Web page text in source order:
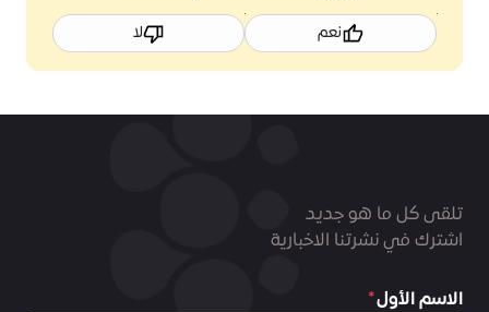
نعم لا
تلقى كل ما هو جديد
اشترك في نشرتنا الاخبارية
الاسم الأول